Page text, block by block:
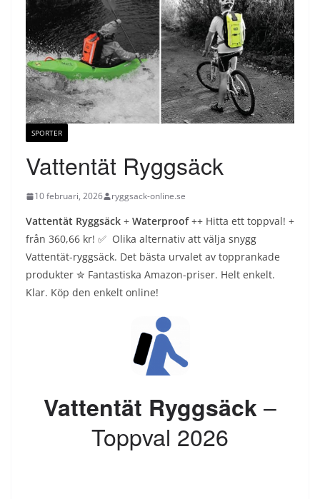
SPORTER
Vattentät Ryggsäck
10 februari, 2026 ryggsack-online.se
Vattentät Ryggsäck + Waterproof++ Hitta ett toppval! +
från 360,66 kr! ✅ Olika alternativ att välja snygg
Vattentät-ryggsäck. Det bästa urvalet av topprankade
produkter ✮ Fantastiska Amazon-priser. Helt enkelt.
Klar. Köp den enkelt online!
Vattentät Ryggsäck–
Toppval 2026